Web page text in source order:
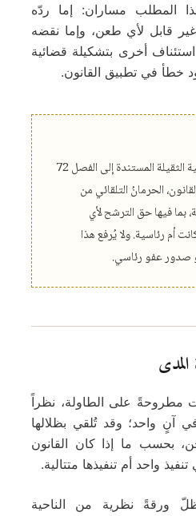
المطلب مساران: إما ردّه
غير قابل لأي طعن، وإما نقضه
استئناف أخرى بتشكيلة قضائية
خطأ في تطبيق القانون.
يترتّب على الأحكام الجنائية الثقيلة المستندة إلى الفصل 72
الحرمانُ التلقائي من
بما فيها حق الترشح لأي
أم رئاسية. ولا يُرفع هذا
صدور عفو رئاسي.
مطروحةً على الطاولة، نظراً
آنٍ واحد؛ وقد تُلقي بظلالها
بحسب ما إذا كان القانون
واحد أم تنفيذها متتالية.
ورقةً نظرية من الناحية